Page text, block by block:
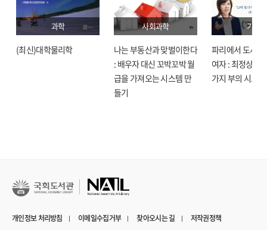
1. 슬로시티(slow city)
……………………………………………………………………………… 119
2. 에코뮤지엄(ecomuseum)
…………………………………………………………… 121
………………………………………………………………………………… 135
7. 송 에 뤼미에르(son et lumiere)
8. 지역과 문화정책
과학
(최신)대학물리학
사회과학
나는 부동산과 맞벌이한다
: 배우자 대신 꼬박꼬박 월
급을 가져오는 시스템 만
들기
기술
파리에서 도시락
여자 : 최정상으
가지 부의 시크릿
개인정보 처리방침 이메일수집거부 찾아오시는 길 저작권정책